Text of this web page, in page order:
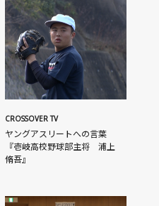
CROSSOVER TV
ヤングアスリートへの言葉
『壱岐高校野球部主将 浦上
脩吾』